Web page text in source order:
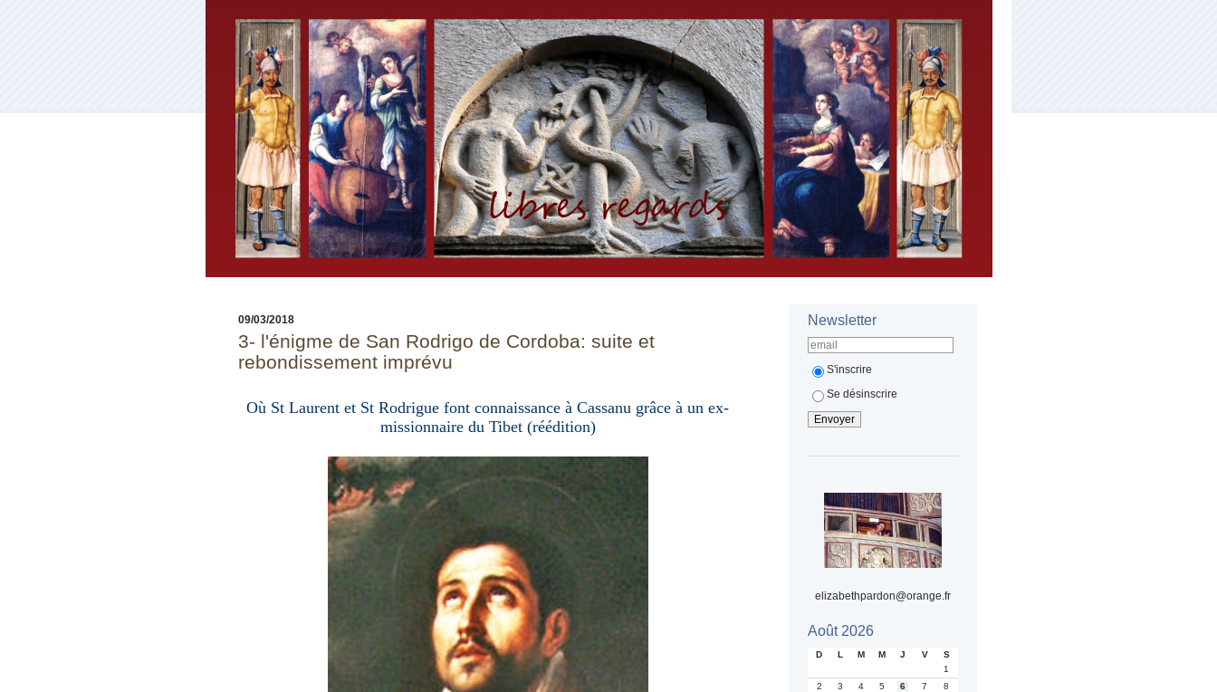
Newsletter
S'inscrire
Se désinscrire
elizabethpardon@orange.fr
Août 2026
D L M M J V
S
1
2
3 4 5 6 7
8
09/03/2018
3- l'énigme de San Rodrigo de Cordoba: suite et
rebondissement imprévu
Où St Laurent et St Rodrigue font connaissance à Cassanu grâce à un ex-
missionnaire du Tibet (réédition)